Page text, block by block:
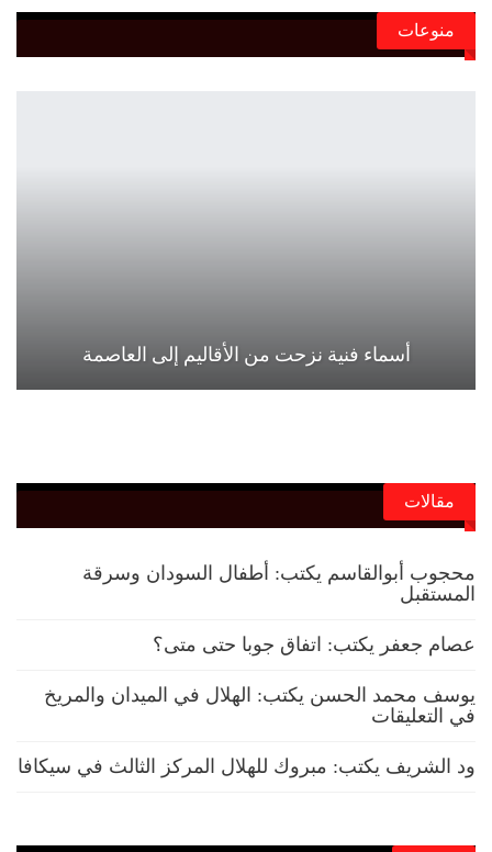
منوعات
أسماء فنية نزحت من الأقاليم إلى العاصمة
مقالات
محجوب أبوالقاسم يكتب: أطفال السودان وسرقة
المستقبل
عصام جعفر يكتب: اتفاق جوبا حتى متى؟
يوسف محمد الحسن يكتب: الهلال في الميدان والمريخ
في التعليقات
ود الشريف يكتب: مبروك للهلال المركز الثالث في سيكافا